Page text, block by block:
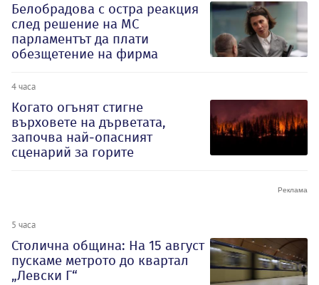
Белобрадова с остра реакция
след решение на МС
парламентът да плати
обезщетение на фирма
4 часа
Когато огънят стигне
върховете на дърветата,
започва най-опасният
сценарий за горите
5 часа
Столична община: На 15 август
пускаме метрото до квартал
„Левски Г“